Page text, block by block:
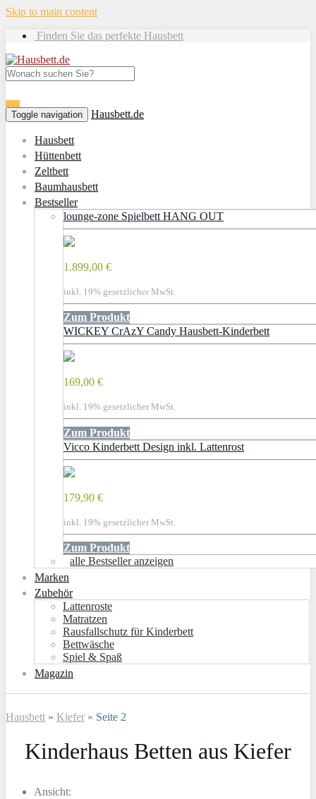
Skip to main content
Finden Sie das perfekte Hausbett
Toggle navigation Hausbett.de
Hausbett
Hüttenbett
Zeltbett
Baumhausbett
Bestseller
lounge-zone Spielbett HANG OUT
1.899,00 €
inkl. 19% gesetzlicher MwSt.
Zum Produkt
WICKEY CrAzY Candy Hausbett-Kinderbett
169,00 €
inkl. 19% gesetzlicher MwSt.
Zum Produkt
Vicco Kinderbett Design inkl. Lattenrost
179,90 €
inkl. 19% gesetzlicher MwSt.
Zum Produkt
alle Bestseller anzeigen
Marken
Zubehör
Lattenroste
Matratzen
Rausfallschutz für Kinderbett
Bettwäsche
Spiel & Spaß
Magazin
Hausbett » Kiefer » Seite 2
Kinderhaus Betten aus Kiefer
Ansicht: